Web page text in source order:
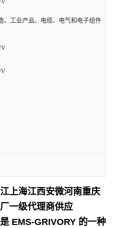
、工业产品、电缆、电气和电子组件
上海江西安微河南重庆
一级代理商供应
EMS-GRIVORY 的一种